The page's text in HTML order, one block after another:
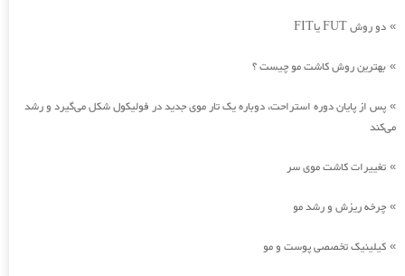
» دو روش FUT یاFIT
» بهترین روش کاشت مو چیست ؟
» پس از پایان دوره استراحت، دوباره یک تار موی جدید در فولیکول شکل می‌گیرد و رشد
می‌کند
» تغییرات کاشت موی سر
» چرخه ریزش و رشد مو
» کیلینیک تخصصی پوست و مو